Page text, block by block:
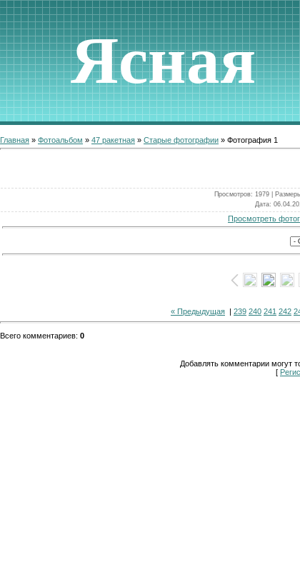
Ясная
Главная » Фотоальбом » 47 ракетная » Старые фотографии » Фотография 1
Просмотров: 1979 |
Дата:
Просмотреть
« Предыдущая | 239 240 241 242
Всего комментариев: 0
Добавлять комментарии могут
[